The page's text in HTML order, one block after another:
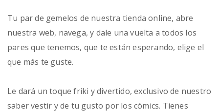
Tu par de gemelos de nuestra tienda online, abre
nuestra web, navega, y dale una vuelta a todos los
pares que tenemos, que te están esperando, elige el
que más te guste.
Le dará un toque friki y divertido, exclusivo de nuestro
saber vestir y de tu gusto por los cómics. Tienes